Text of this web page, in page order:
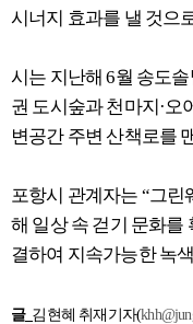
시너지 효과를 낼 것으
시는 지난해 6월 송도
권 도시숲과 천마지·오
변공간 주변 산책로를
포항시 관계자는 “그
해 일상 속 걷기 문화를
결하여 지속가능한 녹
글_ 김현혜 취재기자(